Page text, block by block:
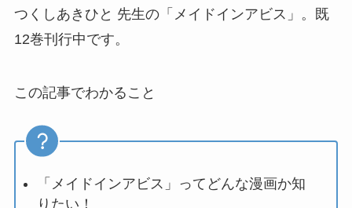
つくしあきひと 先生の「メイドインアビス」。既
12巻刊行中です。
この記事でわかること
「メイドインアビス」ってどんな漫画か知
りたい！